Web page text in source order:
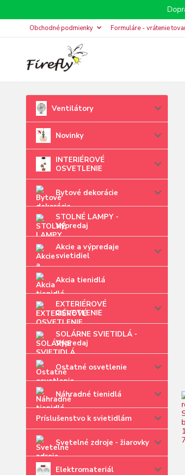
Obchodné podmienky Formuláre - vrátenie
Ventilátory
Novinky
INTERIÉROVÉ
OSVETLENIE
Bytové dekorácie
STOLNÉ LAMPY -
Výpredaj
Akcie a výpredaje
svietidiel
Akcia tienidlá
EXTERIÉROVÉ
OSVETLENIE
SOLÁRNE SVIETIDLÁ -
Výpredaj
Ostatné osvetlenie
Náhradné tienidlá
Príslušenstvo k svietidlám
Svetelné zdroje - žiarovky
Elektromateriál